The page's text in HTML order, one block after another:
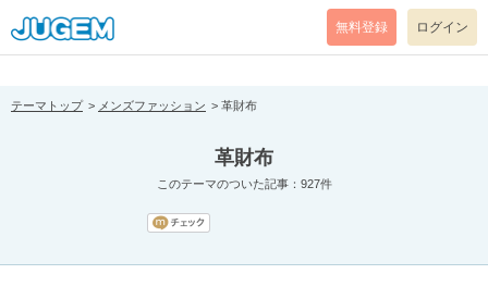
[pear_error: message="Success" code=0 mode=return level=notice
prefix="" info=""]
無料登録 ログイン
テーマトップ メンズファッション 革財布
革財布
このテーマのついた記事：927件